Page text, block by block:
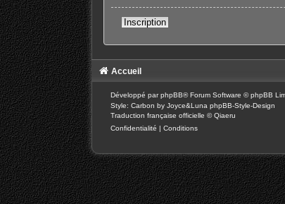
Inscription
Accueil
Développé parphpBB® Forum Software © phpBB
Style: Carbon by Joyce&Luna phpBB-Style-Design
Traduction française officielle ©Qiaeru
Confidentialité | Conditions